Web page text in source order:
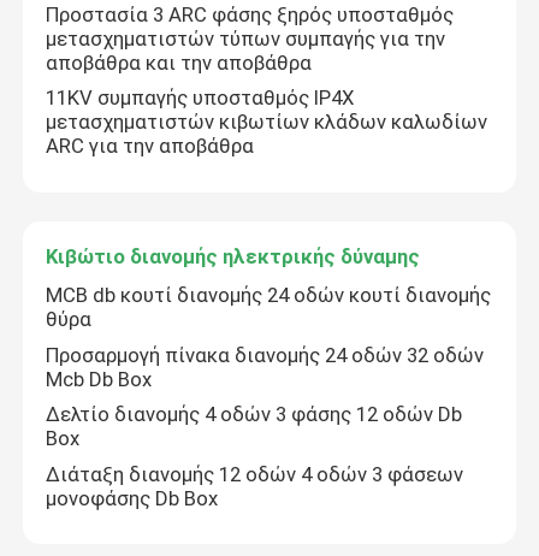
Προστασία 3 ARC φάσης ξηρός υποσταθμός
μετασχηματιστών τύπων συμπαγής για την
αποβάθρα και την αποβάθρα
11KV συμπαγής υποσταθμός IP4X
μετασχηματιστών κιβωτίων κλάδων καλωδίων
ARC για την αποβάθρα
Κιβώτιο διανομής ηλεκτρικής δύναμης
MCB db κουτί διανομής 24 οδών κουτί διανομής
θύρα
Προσαρμογή πίνακα διανομής 24 οδών 32 οδών
Mcb Db Box
Δελτίο διανομής 4 οδών 3 φάσης 12 οδών Db
Box
Διάταξη διανομής 12 οδών 4 οδών 3 φάσεων
μονοφάσης Db Box